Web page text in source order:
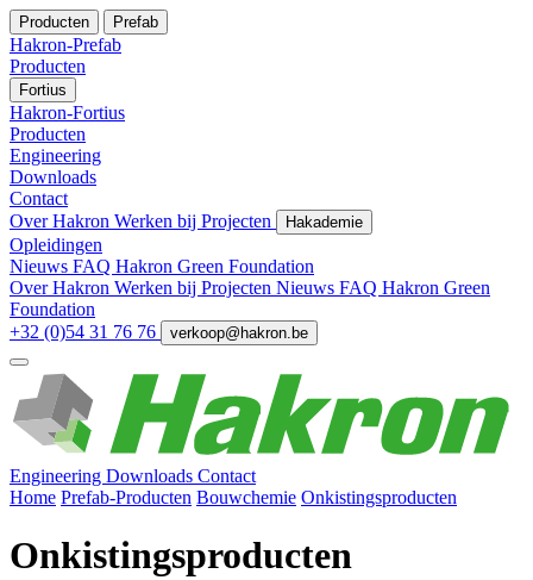
Producten Prefab
Hakron-Prefab
Producten
Fortius
Hakron-Fortius
Producten
Engineering
Downloads
Contact
Over Hakron Werken bij Projecten Hakademie
Opleidingen
Nieuws FAQ Hakron Green Foundation
Over Hakron Werken bij Projecten Nieuws FAQ Hakron Green
Foundation
+32 (0)54 31 76 76
verkoop@hakron.be
Engineering Downloads Contact
Home Prefab-Producten Bouwchemie Onkistingsproducten
Onkistingsproducten